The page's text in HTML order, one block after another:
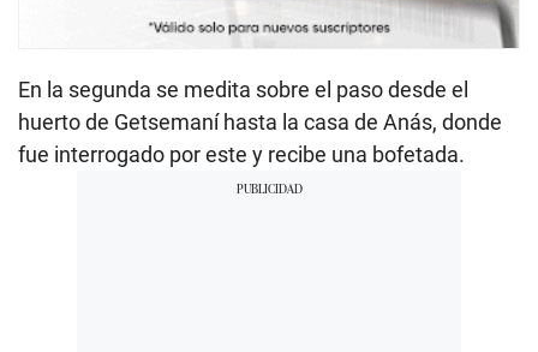
En la segunda se medita sobre el paso desde el
huerto de Getsemaní hasta la casa de Anás, donde
fue interrogado por este y recibe una bofetada.